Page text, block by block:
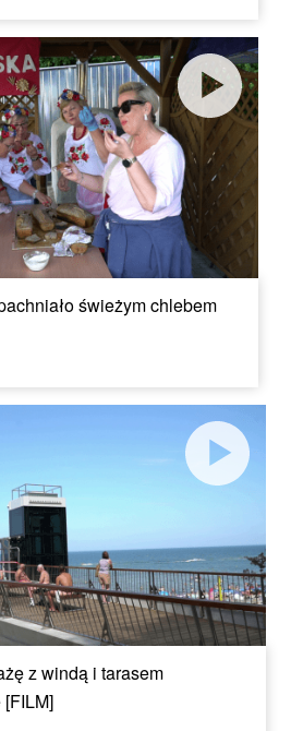
świeżym chlebem
z windą i tarasem